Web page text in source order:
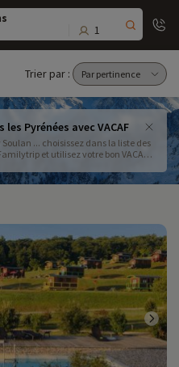
1
Trier par :
les Pyrénées avec VACAF
... choisissez dans la liste des
et utilisez votre bon VACAF